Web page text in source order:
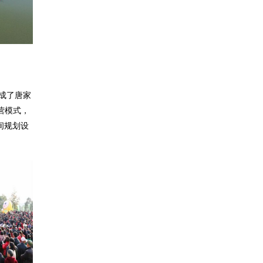
了唐家
式，
规划设